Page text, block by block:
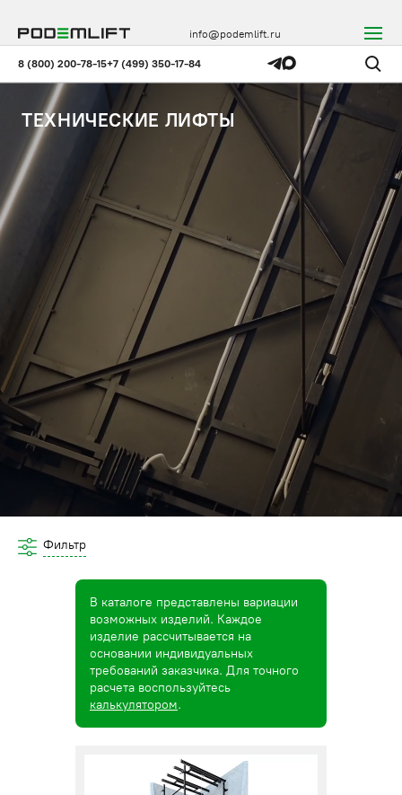
8 (800) 200-78-15+7 (499) 350-17-84
info@podemlift.ru
ТЕХНИЧЕСКИЕ ЛИФТЫ
Фильтр
В каталоге представлены вариации
возможных изделий. Каждое
изделие рассчитывается на
основании индивидуальных
требований заказчика. Для точного
расчета воспользуйтесь
калькулятором.